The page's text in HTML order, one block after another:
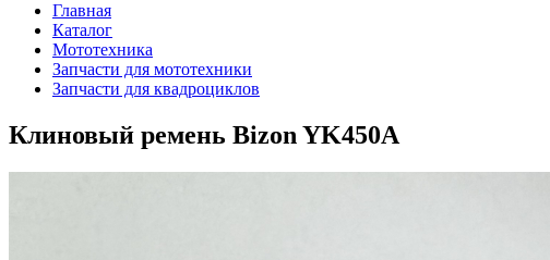
Главная
Каталог
Мототехника
Запчасти для мототехники
Запчасти для квадроциклов
Клиновый ремень Bizon YK450A